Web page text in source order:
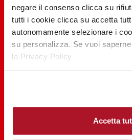
negare il consenso clicca su
tutti i cookie clicca su accetta
autonomamente selezionare i
su personalizza. Se vuoi
la Privacy Policy
Accetta
SCOPRI
SHARE THE BEAUTY